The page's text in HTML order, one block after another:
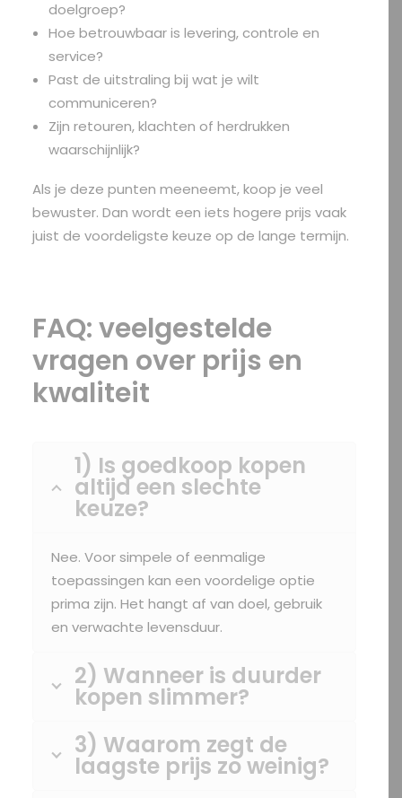
doelgroep?
Hoe betrouwbaar is levering, controle en
service?
Past de uitstraling bij wat je wilt
communiceren?
Zijn retouren, klachten of herdrukken
waarschijnlijk?
Als je deze punten meeneemt, koop je veel
bewuster. Dan wordt een iets hogere prijs vaak
juist de voordeligste keuze op de lange termijn.
FAQ: veelgestelde
vragen over prijs en
kwaliteit
1) Is goedkoop kopen
altijd een slechte
keuze?
Nee. Voor simpele of eenmalige
toepassingen kan een voordelige optie
prima zijn. Het hangt af van doel, gebruik
en verwachte levensduur.
2) Wanneer is duurder
kopen slimmer?
3) Waarom zegt de
laagste prijs zo weinig?